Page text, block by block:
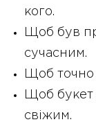
кого.
Щоб був
сучасним.
Щоб точно
Щоб
свіжим.